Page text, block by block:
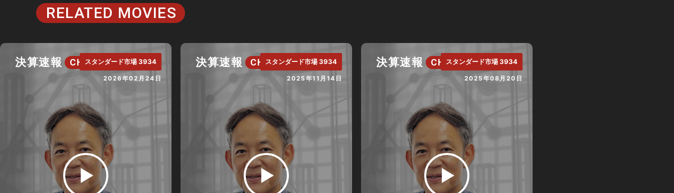
RELATED MOVIES
決算速報 CH.スタンダード市場 3934
2026年02月24日
決算速報 CH.スタンダード市場 3934
2025年11月14日
決算速報 CH.スタンダード市場 3934
2025年08月20日